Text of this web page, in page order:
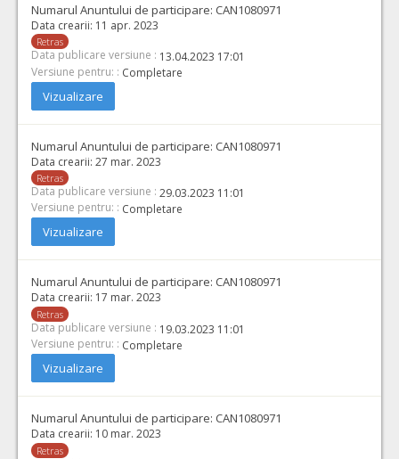
Numarul Anuntului de participare: CAN1080971
Data crearii: 11 apr. 2023
Retras
Data publicare versiune : 13.04.2023 17:01
Versiune pentru: : Completare
Vizualizare
Numarul Anuntului de participare: CAN1080971
Data crearii: 27 mar. 2023
Retras
Data publicare versiune : 29.03.2023 11:01
Versiune pentru: : Completare
Vizualizare
Numarul Anuntului de participare: CAN1080971
Data crearii: 17 mar. 2023
Retras
Data publicare versiune : 19.03.2023 11:01
Versiune pentru: : Completare
Vizualizare
Numarul Anuntului de participare: CAN1080971
Data crearii: 10 mar. 2023
Retras